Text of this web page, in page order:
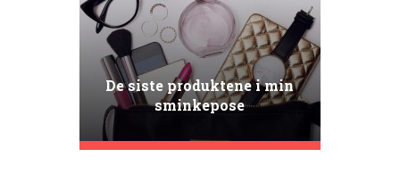
De siste produktene i min
sminkepose